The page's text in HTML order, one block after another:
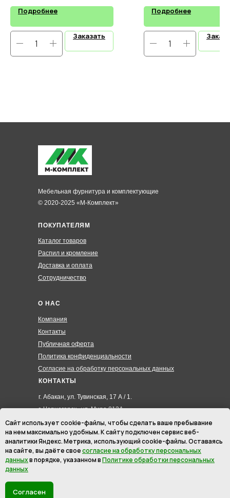
Подробнее
Заказать
Подробнее
ПОКУПАТЕЛЯМ
Каталог товаров
Распил и кромление
Доставка и оплата
Сотрудничество
О НАС
Компания
Контакты
Публичная оферта
Политика конфиденциальности
Согласие на обработку персональных данных
КОНТАКТЫ
г. Абакан, ул. Тувинская, 17 А / 1.
г. Черногорск , ул. Мира 012А
8 (3902) 285-171
8 (908) 326-24-00
8 (902) 467-09-70
hmk19@mail.ru
© 2020-2025 «М-Комплект»
ОГРНИП: 310190333700022
Мебельная фурнитура и комплектующие
Сайт использует cookie-файлы, чтобы сделать ваше пребывание
на нем максимально удобным. К cайту подключен сервис веб-
аналитики Яндекс. Метрика, использующий cookie-файлы. Оставаясь
на сайте, вы даёте своесогласие на обработку персональных
данныхв порядке, указанном вПолитике обработки персональных
данных
Согласен